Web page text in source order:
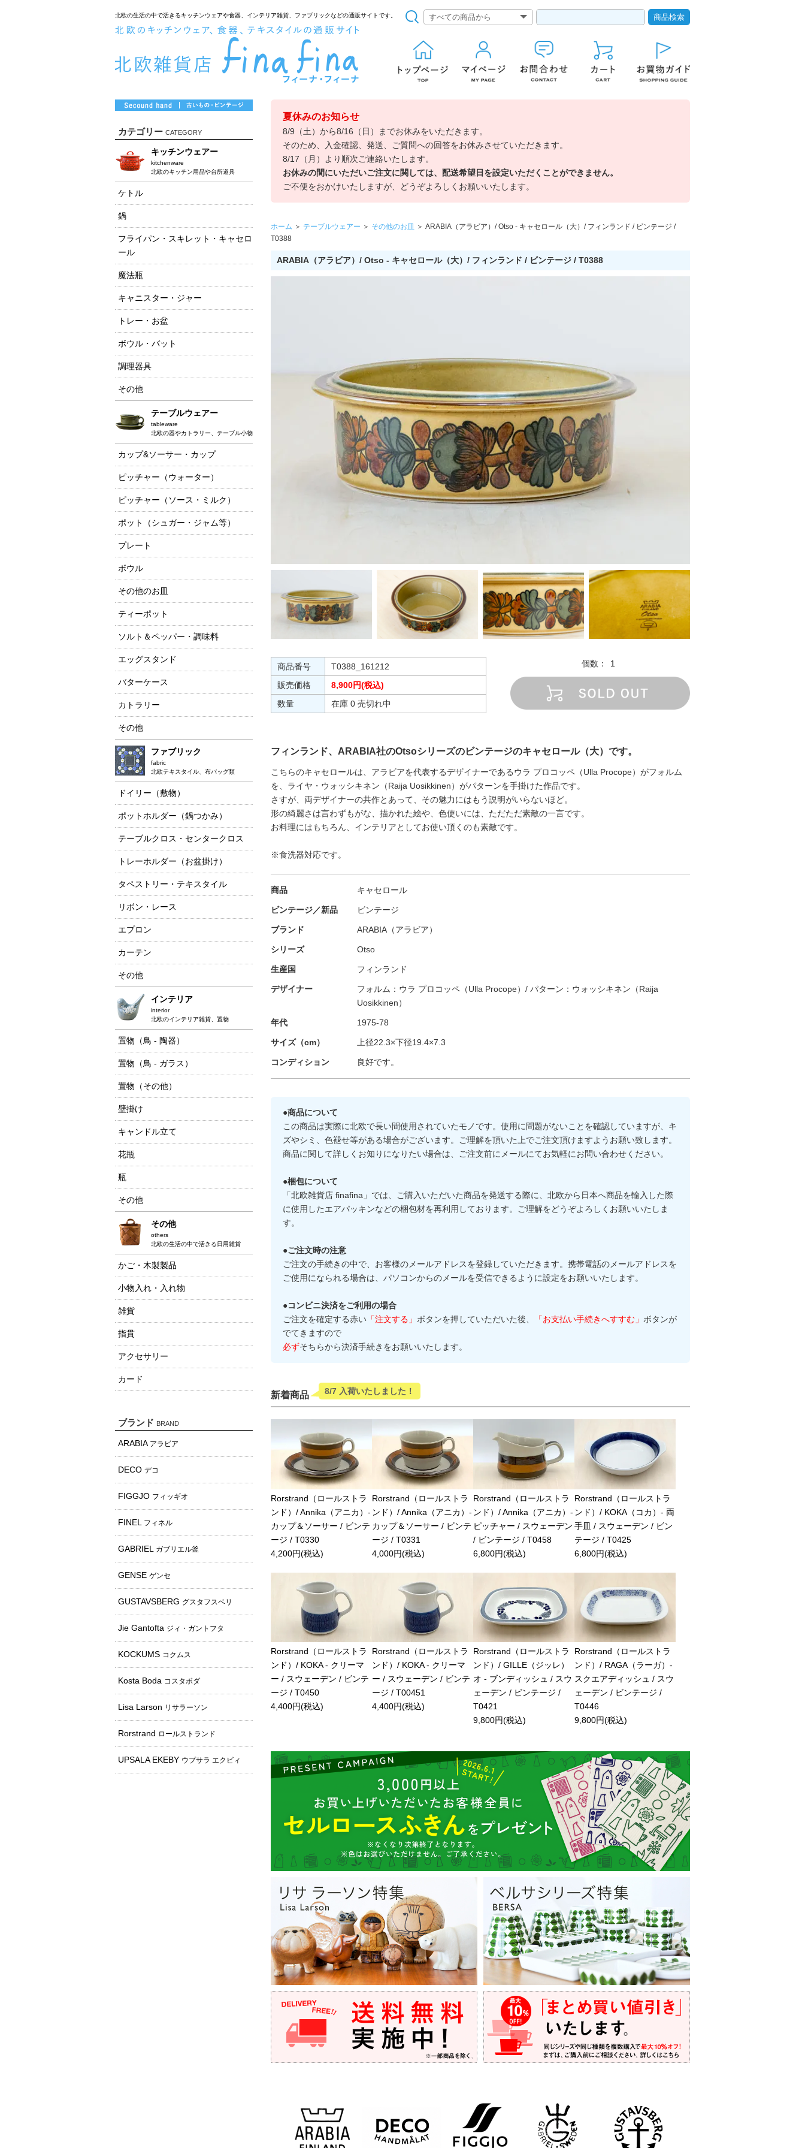
北欧の生活の中で活きるキッチンウェアや食器、インテリア雑貨、ファブリックなどの通販サイトです。
夏休みのお知らせ
8/9（土）から8/16（日）までお休みをいただきます。
そのため、入金確認、発送、ご質問への回答をお休みさせていただきます。
8/17（月）より順次ご連絡いたします。
お休みの間にいただいご注文に関しては、配送希望日を設定いただくことができません。
ご不便をおかけいたしますが、どうぞよろしくお願いいたします。
ホーム ＞ テーブルウェアー ＞ その他のお皿 ＞ ARABIA（アラビア）/ Otso - キャセロール（大）/ フィンランド / ビンテージ /
T0388
ARABIA（アラビア）/ Otso - キャセロール（大）/ フィンランド / ビンテージ / T0388
商品番号
T0388_161212
販売価格
8,900円(税込)
数量
在庫 0 売切れ中
個数：
フィンランド、ARABIA社のOtsoシリーズのビンテージのキャセロール（大）です。
こちらのキャセロールは、アラビアを代表するデザイナーであるウラ プロコッペ（Ulla Procope）がフォルム
を、ライヤ・ウォッシキネン（Raija Uosikkinen）がパターンを手掛けた作品です。
さすが、両デザイナーの共作とあって、その魅力にはもう説明がいらないほど。
形の綺麗さは言わずもがな、描かれた絵や、色使いには、ただただ素敵の一言です。
お料理にはもちろん、インテリアとしてお使い頂くのも素敵です。
※食洗器対応です。
商品 キャセロール
ビンテージ／新品 ビンテージ
ブランド ARABIA（アラビア）
シリーズ Otso
生産国 フィンランド
デザイナー
フォルム：ウラ プロコッペ（Ulla Procope）/ パターン：ウォッシキネン（Raija
Uosikkinen）
年代 1975-78
サイズ（cm） 上径22.3×下径19.4×7.3
コンディション 良好です。
●商品について
この商品は実際に北欧で長い間使用されていたモノです。使用に問題がないことを確認していますが、キ
ズやシミ、色褪せ等がある場合がございます。ご理解を頂いた上でご注文頂けますようお願い致します。
商品に関して詳しくお知りになりたい場合は、ご注文前にメールにてお気軽にお問い合わせください。
●梱包について
「北欧雑貨店 finafina」では、ご購入いただいた商品を発送する際に、北欧から日本へ商品を輸入した際
に使用したエアパッキンなどの梱包材を再利用しております。ご理解をどうぞよろしくお願いいたしま
す。
●ご注文時の注意
ご注文の手続きの中で、お客様のメールアドレスを登録していただきます。携帯電話のメールアドレスを
ご使用になられる場合は、パソコンからのメールを受信できるように設定をお願いいたします。
●コンビニ決済をご利用の場合
ご注文を確定する赤い 「注文する」 ボタンを押していただいた後、 「お支払い手続きへすすむ」 ボタンが
でてきますので
必ずそちらから決済手続きをお願いいたします。
新着商品 8/7 入荷いたしました！
Rorstrand（ロールストラ
ンド）/ Annika（アニカ）-
カップ＆ソーサー / ビンテ
ージ / T0330
4,200円(税込)
Rorstrand（ロールストラ
ンド）/ Annika（アニカ）-
カップ＆ソーサー / ビンテ
ージ / T0331
4,000円(税込)
Rorstrand（ロールストラ
ンド）/ Annika（アニカ）-
ピッチャー / スウェーデン
/ ビンテージ / T0458
6,800円(税込)
Rorstrand（ロールストラ
ンド）/ KOKA（コカ）- 両
手皿 / スウェーデン / ビン
テージ / T0425
6,800円(税込)
Rorstrand（ロールストラ
ンド）/ KOKA - クリーマ
ー / スウェーデン / ビンテ
ージ / T0450
4,400円(税込)
Rorstrand（ロールストラ
ンド）/ KOKA - クリーマ
ー / スウェーデン / ビンテ
ージ / T00451
4,400円(税込)
Rorstrand（ロールストラ
ンド）/ GILLE（ジッレ）
オ - ブンディッシュ / スウ
ェーデン / ビンテージ /
T0421
9,800円(税込)
Rorstrand（ロールストラ
ンド）/ RAGA（ラーガ）-
スクエアディッシュ / スウ
ェーデン / ビンテージ /
T0446
9,800円(税込)
カテゴリー CATEGORY
キッチンウェアー
kitchenware
北欧のキッチン用品や台所道具
ケトル
鍋
フライパン・スキレット・キャセロ
ール
魔法瓶
キャニスター・ジャー
トレー・お盆
ボウル・バット
調理器具
その他
テーブルウェアー
tableware
北欧の器やカトラリー、テーブル小物
カップ&ソーサー・カップ
ピッチャー（ウォーター）
ピッチャー（ソース・ミルク）
ポット（シュガー・ジャム等）
プレート
ボウル
その他のお皿
ティーポット
ソルト＆ペッパー・調味料
エッグスタンド
バターケース
カトラリー
その他
ファブリック
fabric
北欧テキスタイル、布バッグ類
ドイリー（敷物）
ポットホルダー（鍋つかみ）
テーブルクロス・センタークロス
トレーホルダー（お盆掛け）
タペストリー・テキスタイル
リボン・レース
エプロン
カーテン
その他
インテリア
interior
北欧のインテリア雑貨、置物
置物（鳥 - 陶器）
置物（鳥 - ガラス）
置物（その他）
壁掛け
キャンドル立て
花瓶
瓶
その他
その他
others
北欧の生活の中で活きる日用雑貨
かご・木製製品
小物入れ・入れ物
雑貨
指貫
アクセサリー
カード
ブランド BRAND
ARABIA アラビア
DECO デコ
FIGGJO フィッギオ
FINEL フィネル
GABRIEL ガブリエル釜
GENSE ゲンセ
GUSTAVSBERG グスタフスベリ
Jie Gantofta ジィ・ガントフタ
KOCKUMS コクムス
Kosta Boda コスタボダ
Lisa Larson リサラーソン
Rorstrand ロールストランド
UPSALA EKEBY ウプサラ エクビィ